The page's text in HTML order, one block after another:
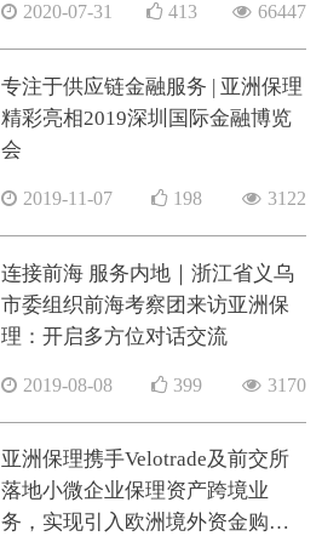
2020-07-31 413 66447
专注于供应链金融服务 | 亚洲保理
精彩亮相2019深圳国际金融博览
会
2019-11-07 198 3122
连接前海 服务内地｜浙江省义乌
市委组织前海考察团来访亚洲保
理：开启多方位对话交流
2019-08-08 399 3170
亚洲保理携手Velotrade及前交所
落地小微企业保理资产跨境业
务，实现引入欧洲境外资金购买